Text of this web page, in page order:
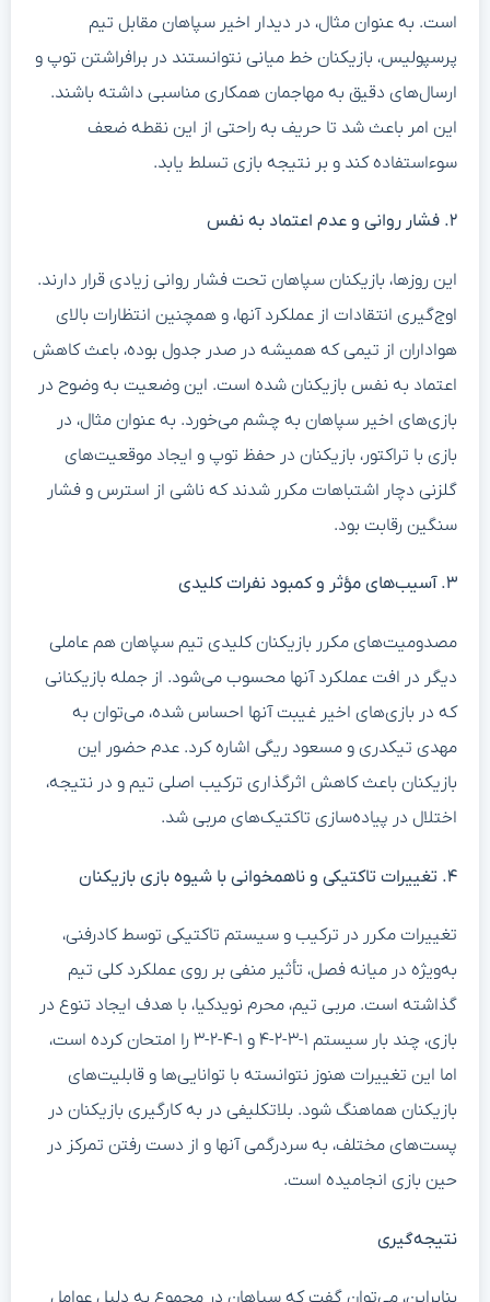
است. به عنوان مثال، در دیدار اخیر سپاهان مقابل تیم
پرسپولیس، بازیکنان خط میانی نتوانستند در برافراشتن توپ و
ارسال‌های دقیق به مهاجمان همکاری مناسبی داشته باشند.
این امر باعث شد تا حریف به راحتی از این نقطه ضعف
سوءاستفاده کند و بر نتیجه بازی تسلط یابد.
۲. فشار روانی و عدم اعتماد به نفس
این روزها، بازیکنان سپاهان تحت فشار روانی زیادی قرار دارند.
اوج‌گیری انتقادات از عملکرد آنها، و همچنین انتظارات بالای
هواداران از تیمی که همیشه در صدر جدول بوده، باعث کاهش
اعتماد به نفس بازیکنان شده است. این وضعیت به وضوح در
بازی‌های اخیر سپاهان به چشم می‌خورد. به عنوان مثال، در
بازی با تراکتور، بازیکنان در حفظ توپ و ایجاد موقعیت‌های
گلزنی دچار اشتباهات مکرر شدند که ناشی از استرس و فشار
سنگین رقابت بود.
۳. آسیب‌های مؤثر و کمبود نفرات کلیدی
مصدومیت‌های مکرر بازیکنان کلیدی تیم سپاهان هم عاملی
دیگر در افت عملکرد آنها محسوب می‌شود. از جمله بازیکنانی
که در بازی‌های اخیر غیبت آنها احساس شده، می‌توان به
مهدی تیکدری و مسعود ریگی اشاره کرد. عدم حضور این
بازیکنان باعث کاهش اثرگذاری ترکیب اصلی تیم و در نتیجه،
اختلال در پیاده‌سازی تاکتیک‌های مربی شد.
۴. تغییرات تاکتیکی و ناهمخوانی با شیوه بازی بازیکنان
تغییرات مکرر در ترکیب و سیستم تاکتیکی توسط کادرفنی،
به‌ویژه در میانه فصل، تأثیر منفی بر روی عملکرد کلی تیم
گذاشته است. مربی تیم، محرم نویدکیا، با هدف ایجاد تنوع در
بازی، چند بار سیستم ۱-۳-۲-۴ و ۱-۴-۲-۳ را امتحان کرده است،
اما این تغییرات هنوز نتوانسته با توانایی‌ها و قابلیت‌های
بازیکنان هماهنگ شود. بلاتکلیفی در به کارگیری بازیکنان در
پست‌های مختلف، به سردرگمی آنها و از دست رفتن تمرکز در
حین بازی انجامیده است.
نتیجه‌گیری